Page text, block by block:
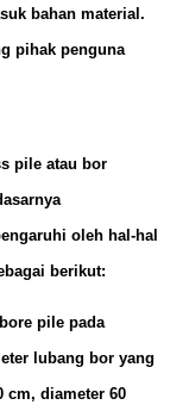
bahan material.
pihak penguna
pile atau bor
oleh hal-hal
berikut:
pile pada
lubang bor yang
cm, diameter 60